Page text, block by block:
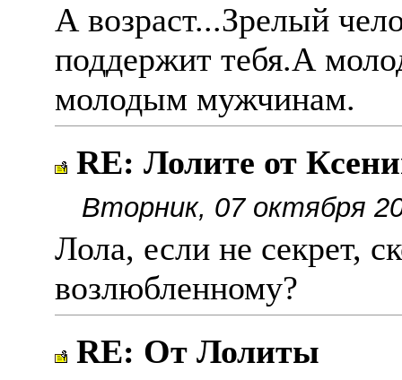
А возраст...Зрелый
поддержит тебя.А
молодым мужчинам.
RE: Лолите от
Вторник, 07 октября
Лола, если не секрет,
возлюбленному?
RE: От Лолиты